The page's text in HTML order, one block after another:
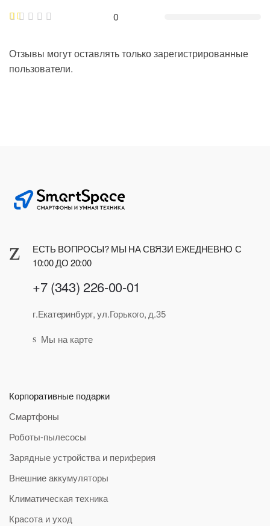
0
Отзывы могут оставлять только зарегистрированные
пользователи.
ЕСТЬ ВОПРОСЫ? МЫ НА СВЯЗИ ЕЖЕДНЕВНО С
10:00 ДО 20:00
+7 (343) 226-00-01
г.Екатеринбург, ул.Горького, д.35
Мы на карте
Корпоративные подарки
Смартфоны
Роботы-пылесосы
Зарядные устройства и периферия
Внешние аккумуляторы
Климатическая техника
Красота и уход